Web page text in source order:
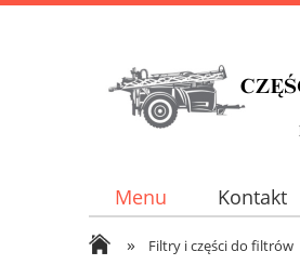
Menu Kontakt
» Filtry i części do filtrów